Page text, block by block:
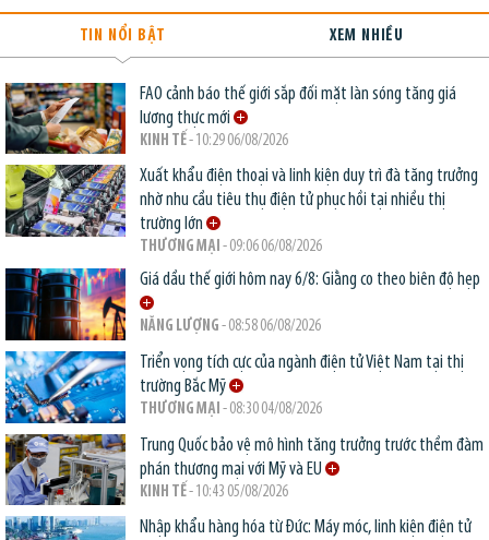
TIN NỔI BẬT XEM NHIỀU
FAO cảnh báo thế giới sắp đối mặt làn sóng tăng giá
lương thực mới
KINH TẾ- 10:29 06/08/2026
Xuất khẩu điện thoại và linh kiện duy trì đà tăng trưởng
nhờ nhu cầu tiêu thụ điện tử phục hồi tại nhiều thị
trường lớn
THƯƠNG MẠI - 09:06 06/08/2026
Giá dầu thế giới hôm nay 6/8: Giằng co theo biên độ hẹp
NĂNG LƯỢNG - 08:58 06/08/2026
Triển vọng tích cực của ngành điện tử Việt Nam tại thị
trường Bắc Mỹ
THƯƠNG MẠI - 08:30 04/08/2026
Trung Quốc bảo vệ mô hình tăng trưởng trước thềm đàm
phán thương mại với Mỹ và EU
KINH TẾ- 10:43 05/08/2026
Nhập khẩu hàng hóa từ Đức: Máy móc, linh kiện điện tử